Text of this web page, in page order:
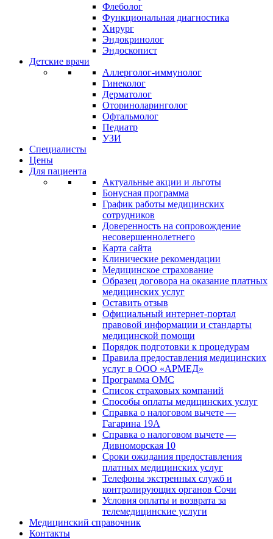
Флеболог
Функциональная диагностика
Хирург
Эндокринолог
Эндоскопист
Детские врачи
Аллерголог-иммунолог
Гинеколог
Дерматолог
Оториноларинголог
Офтальмолог
Педиатр
УЗИ
Специалисты
Цены
Для пациента
Актуальные акции и льготы
Бонусная программа
График работы медицинских
сотрудников
Доверенность на сопровождение
несовершеннолетнего
Карта сайта
Клинические рекомендации
Медицинское страхование
Образец договора на оказание платных
медицинских услуг
Оставить отзыв
Официальный интернет-портал
правовой информации и стандарты
медицинской помощи
Порядок подготовки к процедурам
Правила предоставления медицинских
услуг в ООО «АРМЕД»
Программа ОМС
Список страховых компаний
Способы оплаты медицинских услуг
Справка о налоговом вычете —
Гагарина 19А
Справка о налоговом вычете —
Дивноморская 10
Сроки ожидания предоставления
платных медицинских услуг
Телефоны экстренных служб и
контролирующих органов Сочи
Условия оплаты и возврата за
телемедицинские услуги
Медицинский справочник
Контакты